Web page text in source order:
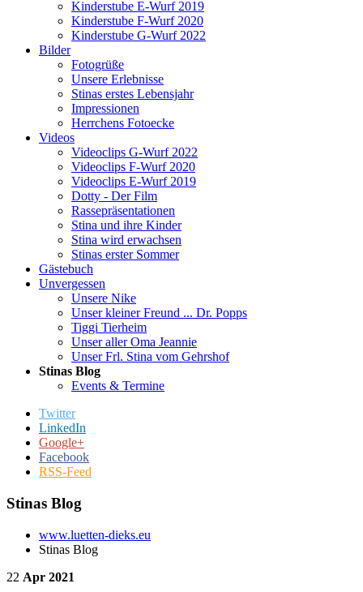
Kinderstube E-Wurf 2019
Kinderstube F-Wurf 2020
Kinderstube G-Wurf 2022
Bilder
Fotogrüße
Unsere Erlebnisse
Stinas erstes Lebensjahr
Impressionen
Herrchens Fotoecke
Videos
Videoclips G-Wurf 2022
Videoclips F-Wurf 2020
Videoclips E-Wurf 2019
Dotty - Der Film
Rassepräsentationen
Stina und ihre Kinder
Stina wird erwachsen
Stinas erster Sommer
Gästebuch
Unvergessen
Unsere Nike
Unser kleiner Freund ... Dr. Popps
Tiggi Tierheim
Unser aller Oma Jeannie
Unser Frl. Stina vom Gehrshof
Stinas Blog
Events & Termine
Twitter
LinkedIn
Google+
Facebook
RSS-Feed
Stinas Blog
www.luetten-dieks.eu
Stinas Blog
22 Apr 2021